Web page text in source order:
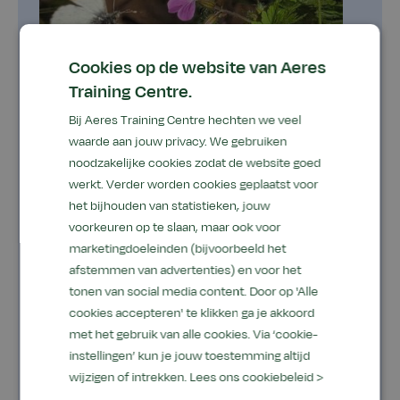
De natuur als co-docent-traject
Ben je graag buiten? Wil je van de
buitenomgeving je leslokaal maken? Ben je
graag met je Handen, Hoofd en Hart bezig?
Wil je de natuurlijke omgeving centraal zetten
in je les? En wil je je eigen professionaliteit
verder door ontwikkelen? Dan is deze
opleiding iets voor jou!
EducationDate
18-09-2026 EducationPrice
€ 750,00
Cookies op de website van Aeres
Training Centre.
Bij Aeres Training Centre hechten we veel
waarde aan jouw privacy. We gebruiken
noodzakelijke cookies zodat de website goed
werkt. Verder worden cookies geplaatst voor
het bijhouden van statistieken, jouw
voorkeuren op te slaan, maar ook voor
marketingdoeleinden (bijvoorbeeld het
afstemmen van advertenties) en voor het
tonen van social media content. Door op 'Alle
cookies accepteren' te klikken ga je akkoord
met het gebruik van alle cookies. Via ‘cookie-
instellingen’ kun je jouw toestemming altijd
wijzigen of intrekken. Lees ons cookiebeleid >